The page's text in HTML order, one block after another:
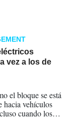
vez a los de
el bloque se está
hacia vehículos
cuando los